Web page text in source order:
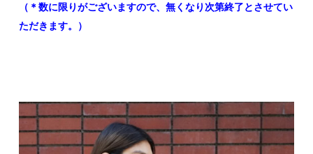
（＊数に限りがございますので、無くなり次第終了とさせてい
ただきます。）